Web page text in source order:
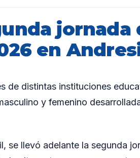
jornada
en
de distintas instituciones
y femenino
se llevó adelante la segunda